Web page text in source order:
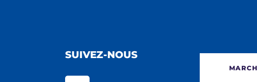
SUIVEZ-NOUS